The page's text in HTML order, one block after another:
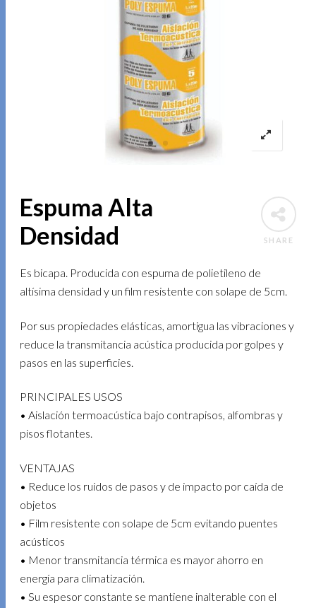
SHARE
Espuma Alta
Densidad
Es bicapa. Producida con espuma de polietileno de
altísima densidad y un film resistente con solape de 5cm.
Por sus propiedades elásticas, amortigua las vibraciones y
reduce la transmitancia acústica producida por golpes y
pasos en las superficies.
PRINCIPALES USOS
• Aislación termoacústica bajo contrapisos, alfombras y
pisos flotantes.
VENTAJAS
• Reduce los ruidos de pasos y de impacto por caída de
objetos
• Film resistente con solape de 5cm evitando puentes
acústicos
• Menor transmitancia térmica es mayor ahorro en
energía para climatización.
• Su espesor constante se mantiene inalterable con el